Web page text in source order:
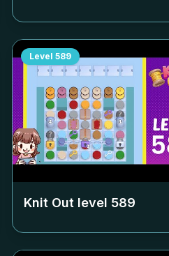
Level 589
Knit Out level 589